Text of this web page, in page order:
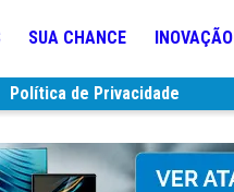
SUA CHANCE INOVAÇÃO
Política de Privacidade